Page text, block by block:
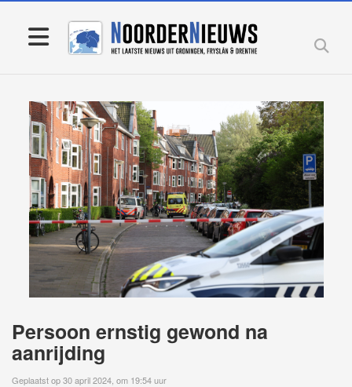
Persoon ernstig gewond na
aanrijding
Geplaatst op 30 april 2024, om 19:54 uur